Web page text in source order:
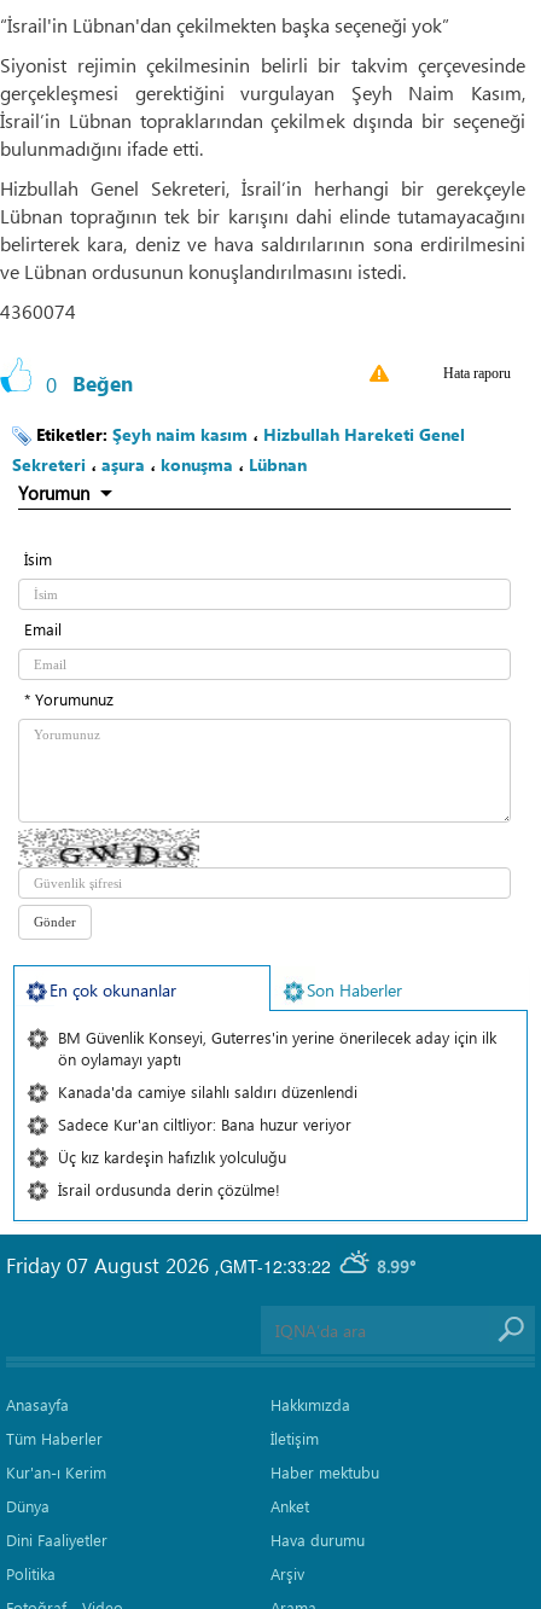
“İsrail'in Lübnan'dan çekilmekten başka seçeneği yok”
Siyonist rejimin çekilmesinin belirli bir takvim çerçevesinde
gerçekleşmesi gerektiğini vurgulayan Şeyh Naim Kasım,
İsrail’in Lübnan topraklarından çekilmek dışında bir seçeneği
bulunmadığını ifade etti.
Hizbullah Genel Sekreteri, İsrail’in herhangi bir gerekçeyle
Lübnan toprağının tek bir karışını dahi elinde tutamayacağını
belirterek kara, deniz ve hava saldırılarının sona erdirilmesini
ve Lübnan ordusunun konuşlandırılmasını istedi.
4360074
0 Beğen Hata raporu
Etiketler: Şeyh naim kasım ، Hizbullah Hareketi Genel
Sekreteri ، aşura ، konuşma ، Lübnan
Yorumun
İsim
Email
* Yorumunuz
En çok okunanlar Son Haberler
BM Güvenlik Konseyi, Guterres'in yerine önerilecek aday için ilk
ön oylamayı yaptı
Kanada'da camiye silahlı saldırı düzenlendi
Sadece Kur'an ciltliyor: Bana huzur veriyor
Üç kız kardeşin hafızlık yolculuğu
İsrail ordusunda derin çözülme!
GMT-12:33:22 8.99°
Friday 07 August 2026 ,
Anasayfa
Tüm Haberler
Kur'an-ı Kerim
Dünya
Dini Faaliyetler
Politika
Hakkımızda
İletişim
Haber mektubu
Anket
Hava durumu
Arşiv